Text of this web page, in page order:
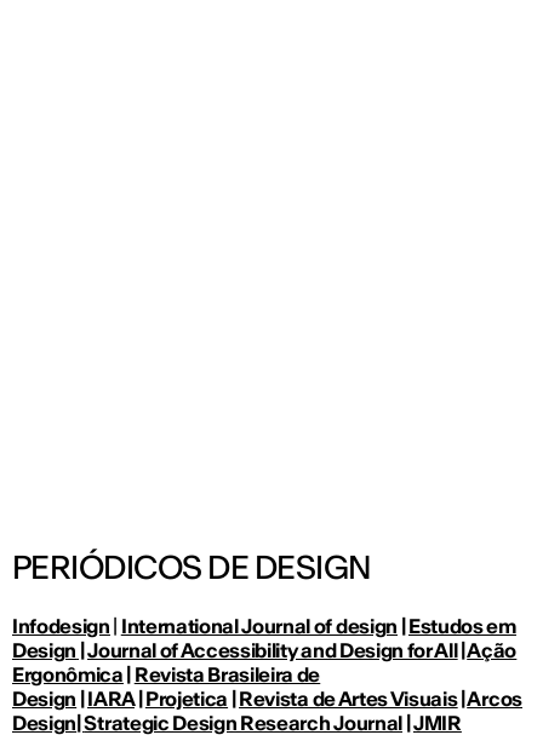
PERIÓDICOS DE DESIGN
Infodesign | International Journal of design |Estudos em
Design |Journal of Accessibility and Design for All|Ação
Ergonômica | Revista Brasileira de
Design |IARA|Projetica |Revista de Artes Visuais|Arcos
Design|Strategic Design Research Journal|JMIR